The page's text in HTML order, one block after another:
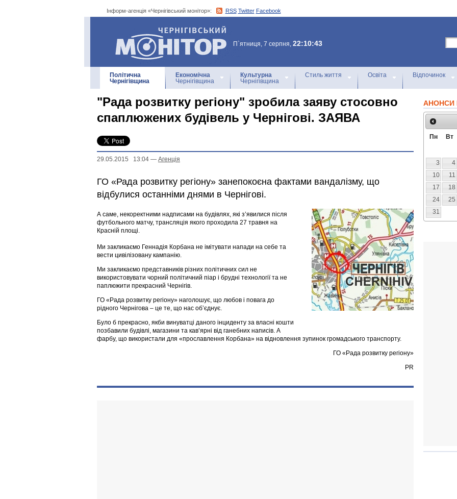
Інформ-агенція «Чернігівський монітор»: RSS Twitter Facebook
Інформ-агенція
«Чернігівський монітор»
П`ятниця, 7 серпня, 22:10:43
Політична
Чернігівщина
Економічна
Чернігівщина
Культурна
Чернігівщина
Стиль життя Освіта Відпочинок
"Рада розвитку регіону" зробила заяву стосовно
спаплюжених будівель у Чернігові. ЗАЯВА
29.05.2015 13:04 — Агенцiя
ГО «Рада розвитку регіону» занепокоєна фактами вандалізму, що
відбулися останніми днями в Чернігові.
А саме, некоректними надписами на будівлях, які з’явилися після
футбольного матчу, трансляція якого проходила 27 травня на
Красній площі.
Ми закликаємо Геннадія Корбана не імітувати напади на себе та
вести цивілізовану кампанію.
Ми закликаємо представників різних політичних сил не
використовувати чорний політичний піар і брудні технології та не
паплюжити прекрасний Чернігів.
ГО «Рада розвитку регіону» наголошує, що любов і повага до
рідного Чернігова – це те, що нас об’єднує.
Було б прекрасно, якби винуватці даного інциденту за власні кошти
позбавили будівлі, магазини та кав’ярні від ганебних написів. А
фарбу, що використали для «прославлення Корбана» на відновлення зупинок громадського транспорту.
ГО «Рада розвитку регіону»
PR
АНОНСИ
Пн Вт
3
4
10
11
17
18
24
25
31